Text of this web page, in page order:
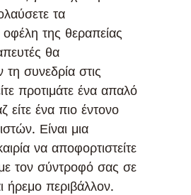
τα
οφέλη της θεραπείας
θα
συνεδρία στις
προτιμάτε ένα απαλό
είτε ένα πιο έντονο
Είναι μια
να αποφορτιστείτε
με τον σύντροφό σας σε
ήρεμο περιβάλλον.